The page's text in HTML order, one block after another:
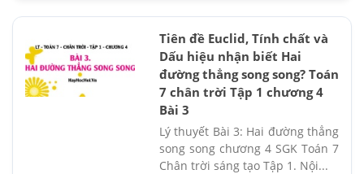
Tiên đề Euclid, Tính chất và
Dấu hiệu nhận biết Hai
đường thẳng song song? Toán
7 chân trời Tập 1 chương 4
Bài 3
Lý thuyết Bài 3: Hai đường thẳng
song song chương 4 SGK Toán 7
Chân trời sáng tạo Tập 1. Nội...